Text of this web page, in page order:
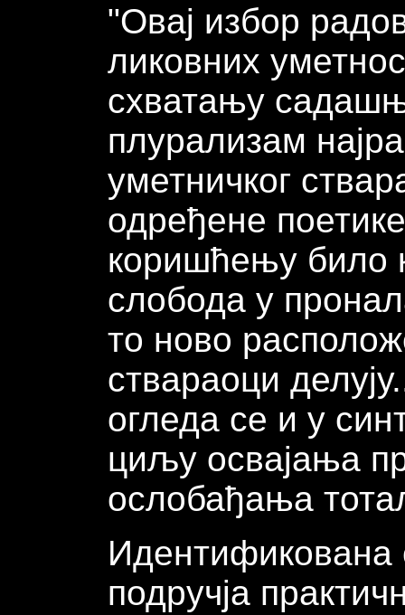
"Овај избор
ликовних
схватању
плурализам
уметничког
одређене
коришћењу било
слобода у
то ново
ствараоци
огледа се и у
циљу освајања
ослобађања
Идентификована
подручја